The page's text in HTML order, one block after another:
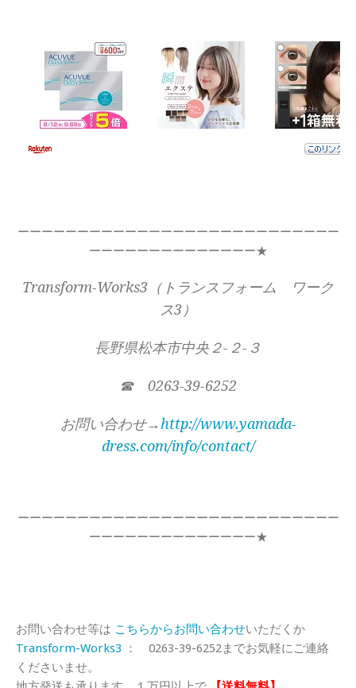
ーーーーーーーーーーーーーーーーーーーーーーーーーーー
ーーーーーーーーーーーーーー★
Transform-Works3（トランスフォーム ワーク
ス3）
長野県松本市中央２-２-３
☎ 0263-39-6252
お問い合わせ→http://www.yamada-
dress.com/info/contact/
ーーーーーーーーーーーーーーーーーーーーーーーーーーー
ーーーーーーーーーーーーーー★
お問い合わせ等は こちらからお問い合わせいただくか
Transform-Works3 ： 0263-39-6252までお気軽にご連絡
くださいませ。